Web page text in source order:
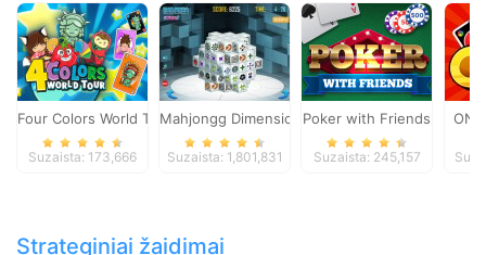
Four Colors World Tour
Suzaista: 173,666
Mahjongg Dimensions
Suzaista: 1,801,831
Poker with Friends
Suzaista: 245,157
Strateginiai žaidimai